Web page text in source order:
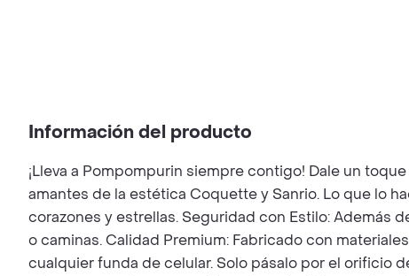
Información del producto
¡Lleva a Pompompurin siempre contigo! Dale un
amantes de la estética Coquette y Sanrio. Lo que lo
corazones y estrellas. Seguridad con Estilo: Además
o caminas. Calidad Premium: Fabricado con
cualquier funda de celular. Solo pásalo por el orificio